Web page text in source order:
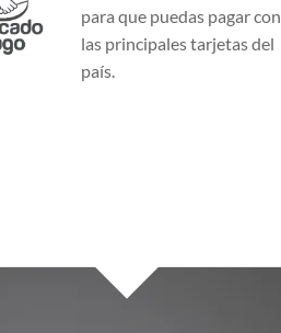
para que puedas pagar con
las principales tarjetas del
país.